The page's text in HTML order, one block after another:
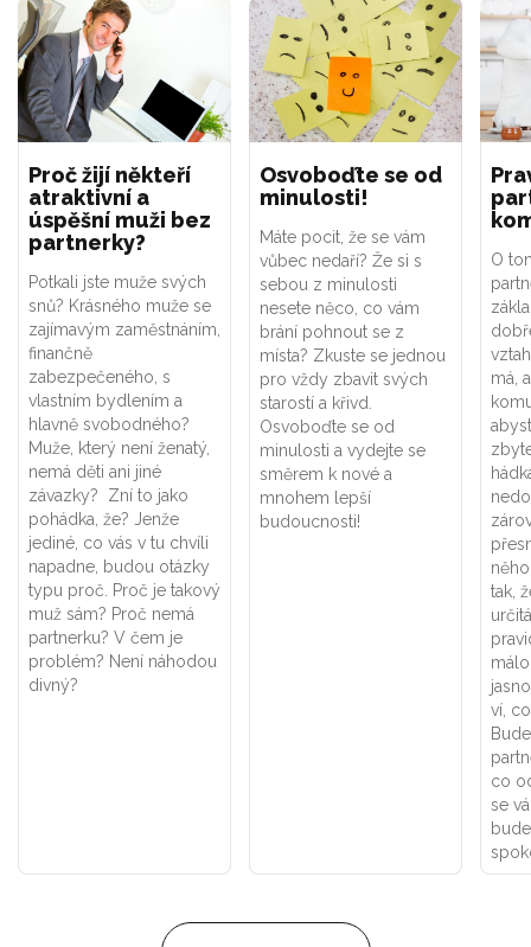
Proč žijí někteří
atraktivní a
úspěšní muži bez
partnerky?
Potkali jste muže svých
snů? Krásného muže se
zajímavým zaměstnáním,
finančně
zabezpečeného, s
vlastním bydlením a
hlavně svobodného?
Muže, který není ženatý,
nemá děti ani jiné
závazky? Zní to jako
pohádka, že? Jenže
jediné, co vás v tu chvíli
napadne, budou otázky
typu proč. Proč je takový
muž sám? Proč nemá
partnerku? V čem je
problém? Není náhodou
divný?
Osvoboďte se od
minulosti!
Máte pocit, že se vám
vůbec nedaří? Že si s
sebou z minulosti
nesete něco, co vám
brání pohnout se z
místa? Zkuste se jednou
pro vždy zbavit svých
starostí a křivd.
Osvoboďte se od
minulosti a vydejte se
směrem k nové a
mnohem lepší
budoucnosti!
O
má,
tak,
ví,
co
se